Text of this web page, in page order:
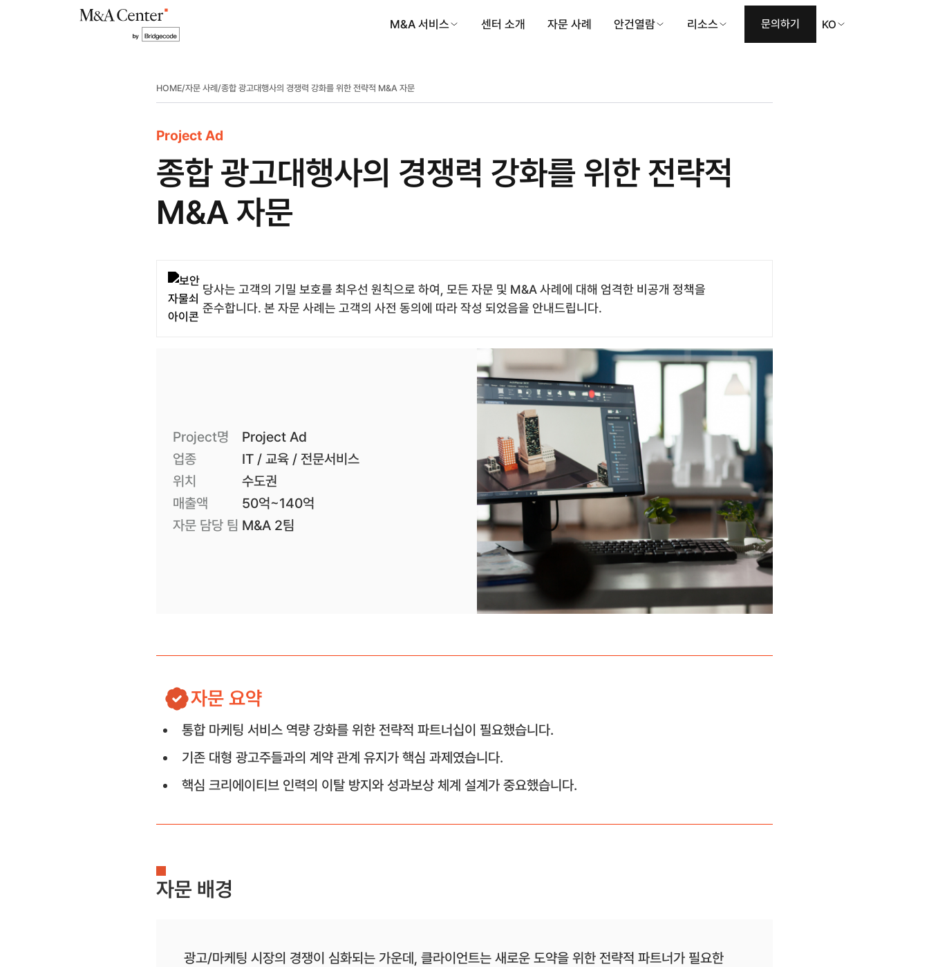
M&A 서비스 센터 소개 자문 사례 안건열람 리소스 문의하기 KO
HOME/자문 사례 /종합 광고대행사의 경쟁력 강화를 위한 전략적 M&A 자문
Project Ad
종합 광고대행사의 경쟁력 강화를 위한 전략적
M&A 자문
당사는 고객의 기밀 보호를 최우선 원칙으로 하여, 모든 자문 및 M&A 사례에 대해 엄격한 비공개 정책을
준수합니다. 본 자문 사례는 고객의 사전 동의에 따라 작성 되었음을 안내드립니다.
Project명
Project Ad
업종
IT / 교육 / 전문서비스
위치
수도권
매출액
50억~140억
자문 담당 팀 M&A 2팀
자문 요약
통합 마케팅 서비스 역량 강화를 위한 전략적 파트너십이 필요했습니다.
기존 대형 광고주들과의 계약 관계 유지가 핵심 과제였습니다.
핵심 크리에이티브 인력의 이탈 방지와 성과보상 체계 설계가 중요했습니다.
자문 배경
광고/마케팅 시장의 경쟁이 심화되는 가운데, 클라이언트는 새로운 도약을 위한 전략적 파트너가 필요한